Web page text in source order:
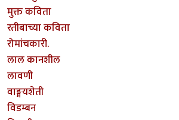
मुक्त कविता
रतीबाच्या कविता
रोमांचकारी.
लाल कानशील
लावणी
वाङ्मयशेती
विडम्बन